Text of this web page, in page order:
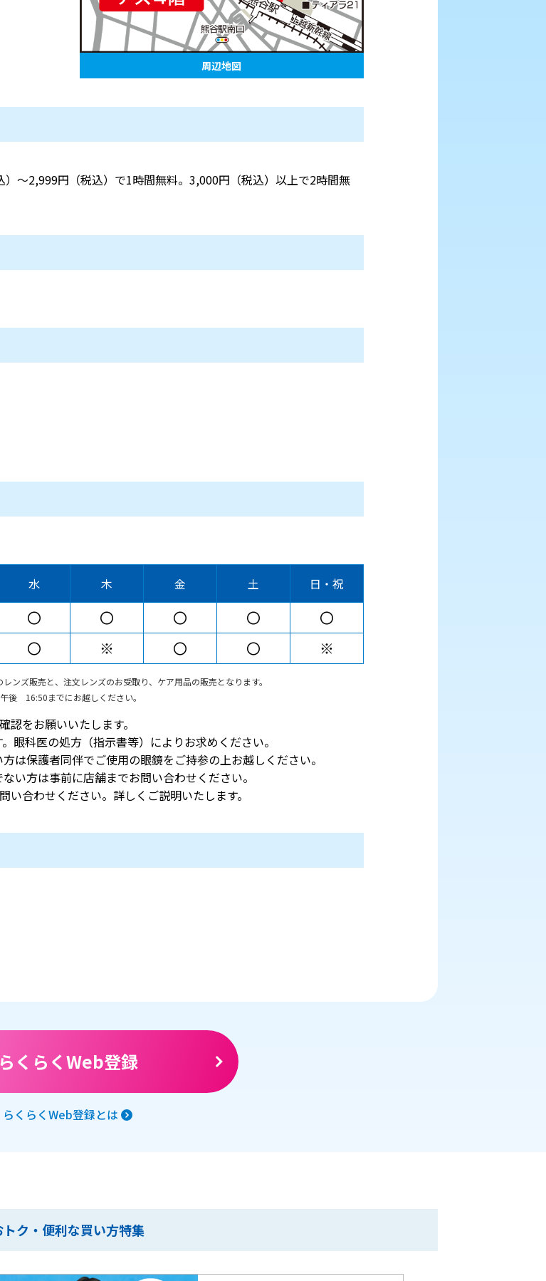
周辺地図
～2,999円（税込）で1時間無料。3,000円（税込）以上で2時間無
水 木 金 土
日・祝
〇 〇 〇 〇 〇
〇 ※ 〇 〇 ※
ンズ販売と、注文レンズのお受取り、ケア用品の販売となります。
16:50までにお越しください。
をお願いいたします。
眼科医の処方（指示書等）によりお求めください。
は保護者同伴でご使用の眼鏡をご持参の上お越しください。
い方は事前に店舗までお問い合わせください。
合わせください。詳しくご説明いたします。
らくらくWeb登録
らくらくWeb登録とは
トク・便利な買い方特集